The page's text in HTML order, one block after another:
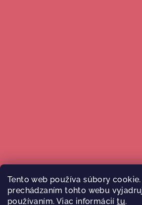
Tento web používa súbory
prechádzaním tohto webu
používaním. Viac informáciítu.
Sledovať na Instagrame